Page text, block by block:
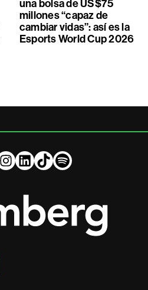
una bolsa de US$75
millones “capaz de
cambiar vidas”: así es la
Esports World Cup 2026